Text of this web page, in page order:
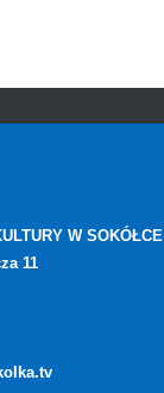
W SOKÓŁCE
11